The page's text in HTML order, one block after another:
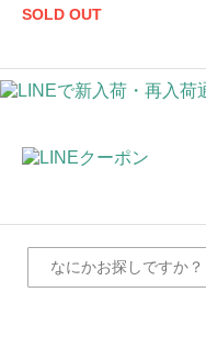
SOLD OUT